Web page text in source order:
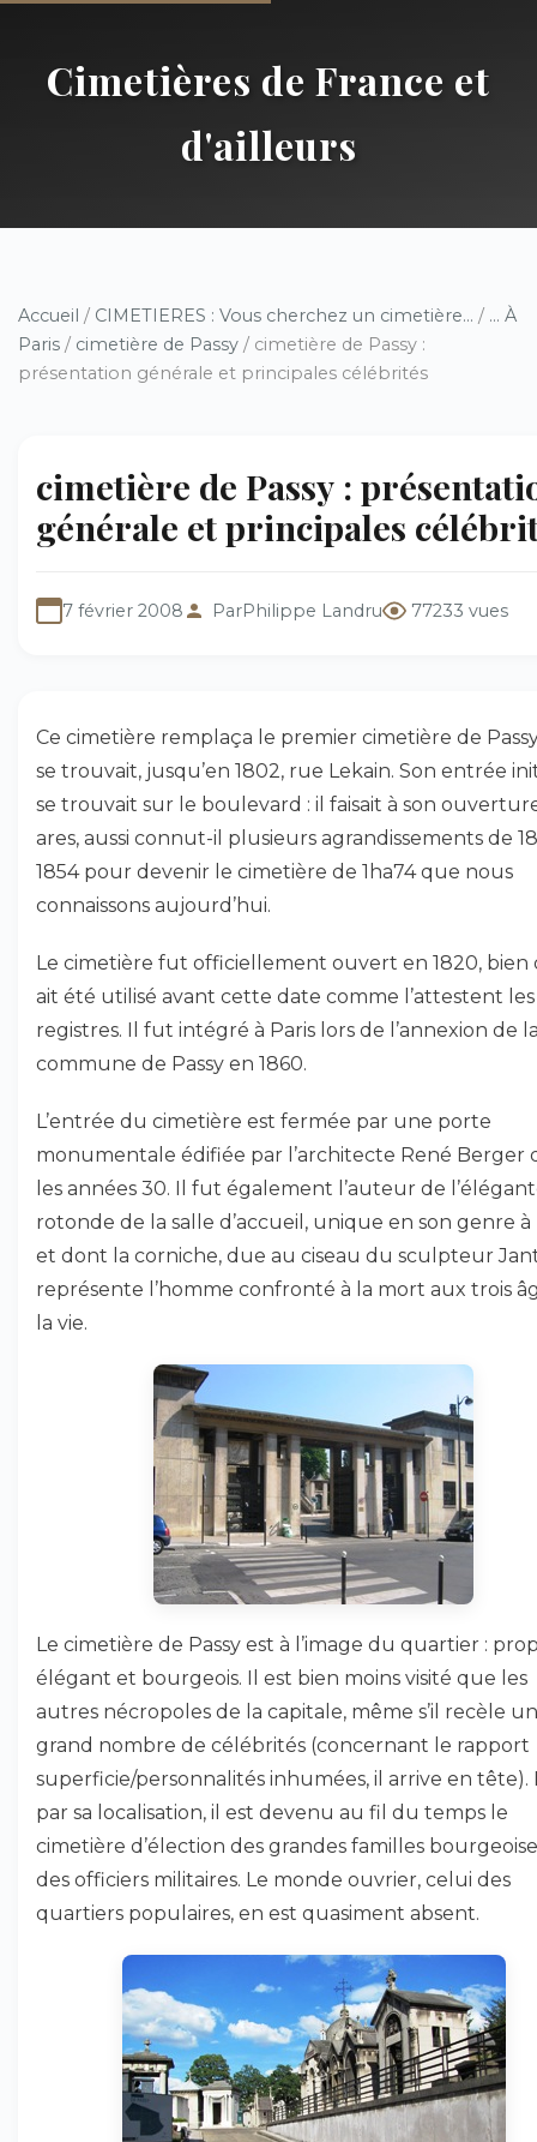
Cimetières de France et
d'ailleurs
Accueil / CIMETIERES : Vous cherchez un cimetière... / ... À
Paris / cimetière de Passy / cimetière de Passy :
présentation générale et principales célébrités
cimetière de Passy :
générale et principales
7 février 2008 ParPhilippe Landru 77233 vues
Ce cimetière remplaça le premier cimetière de
se trouvait, jusqu’en 1802, rue Lekain. Son entrée
se trouvait sur le boulevard : il faisait à son
ares, aussi connut-il plusieurs agrandissements de
1854 pour devenir le cimetière de 1ha74 que nous
connaissons aujourd’hui.
Le cimetière fut officiellement ouvert en 1820, bien
ait été utilisé avant cette date comme l’attestent les
registres. Il fut intégré à Paris lors de l’annexion de
commune de Passy en 1860.
L’entrée du cimetière est fermée par une porte
monumentale édifiée par l’architecte René Berger
les années 30. Il fut également l’auteur de
rotonde de la salle d’accueil, unique en son genre à
et dont la corniche, due au ciseau du sculpteur
représente l’homme confronté à la mort aux trois
la vie.
Le cimetière de Passy est à l’image du quartier :
élégant et bourgeois. Il est bien moins visité que les
autres nécropoles de la capitale, même s’il recèle un
grand nombre de célébrités (concernant le rapport
superficie/personnalités inhumées, il arrive en tête).
par sa localisation, il est devenu au fil du temps le
cimetière d’élection des grandes familles
des officiers militaires. Le monde ouvrier, celui des
quartiers populaires, en est quasiment absent.